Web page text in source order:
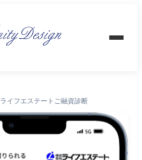
ライフエステートご融資診断